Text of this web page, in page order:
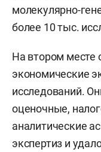
молекулярно-
более 10 тыс.
На втором месте
экономические
исследований.
оценочные,
аналитические
экспертиз и